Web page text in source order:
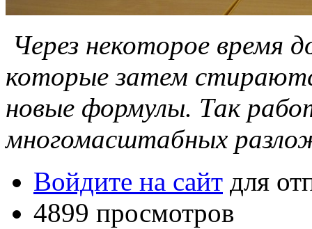
Через некоторое время
которые затем
новые формулы. Так
многомасштабных
Войдите на сайт для
4899 просмотров